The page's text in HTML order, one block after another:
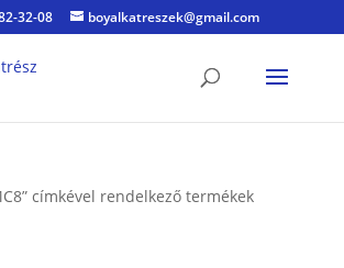
32-08 boyalkatreszek@gmail.com
címkével rendelkező termékek